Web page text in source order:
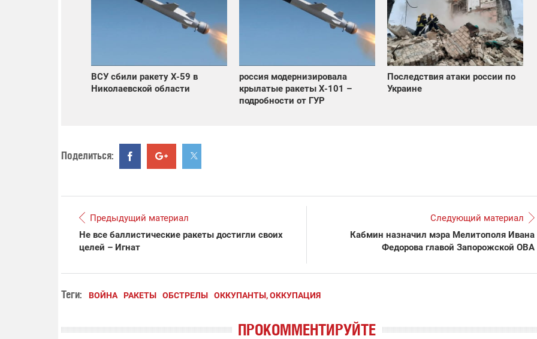
ВСУ сбили ракету X-59 в
Николаевской области
россия модернизировала
крылатые ракеты Х-101 –
подробности от ГУР
Последствия атаки россии по
Украине
Поделиться:
Предыдущий материал
Не все баллистические ракеты достигли своих
целей – Игнат
Следующий материал
Кабмин назначил мэра Мелитополя Ивана
Федорова главой Запорожской ОВА
Теги: ВОЙНА РАКЕТЫ ОБСТРЕЛЫ ОККУПАНТЫ, ОККУПАЦИЯ
ПРОКОММЕНТИРУЙТЕ